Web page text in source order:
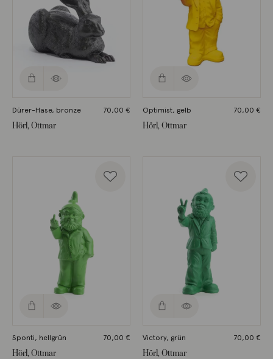
Dürer-Hase, bronze 70,00 €
Hörl, Ottmar
Optimist, gelb 70,00 €
Hörl, Ottmar
Sponti, hellgrün 70,00 €
Hörl, Ottmar
Victory, grün 70,00 €
Hörl, Ottmar